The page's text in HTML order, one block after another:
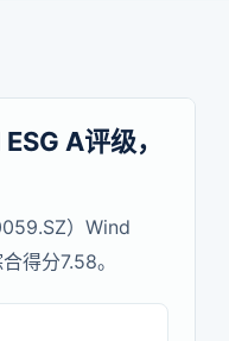
A评级，
）Wind
得分7.58。